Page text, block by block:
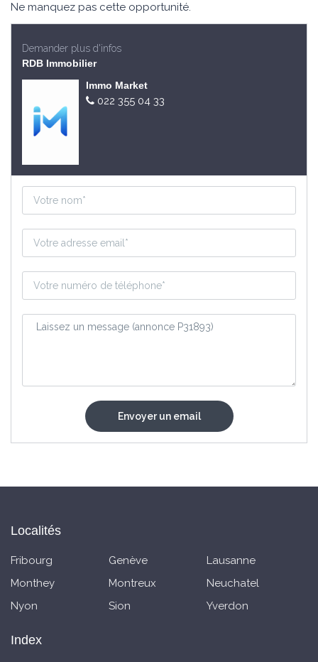
Ne manquez pas cette opportunité.
Demander plus d'infos
RDB Immobilier
Immo Market
022 355 04 33
Localités
Fribourg Genève
Lausanne
Monthey
Montreux
Neuchatel
Nyon
Sion Yverdon
Index